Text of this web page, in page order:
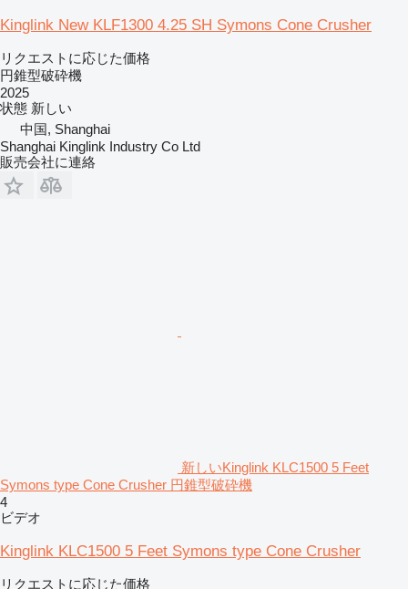
Kinglink New KLF1300 4.25 SH Symons Cone Crusher
リクエストに応じた価格
円錐型破砕機
2025
状態 新しい
中国, Shanghai
Shanghai Kinglink Industry Co Ltd
販売会社に連絡
新しいKinglink KLC1500 5 Feet
Symons type Cone Crusher 円錐型破砕機
4
ビデオ
Kinglink KLC1500 5 Feet Symons type Cone Crusher
リクエストに応じた価格